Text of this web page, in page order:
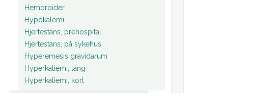
Hemoroider
Hypokalemi
Hjertestans, prehospital
Hjertestans, på sykehus
Hyperemesis gravidarum
Hyperkaliemi, lang
Hyperkaliemi, kort